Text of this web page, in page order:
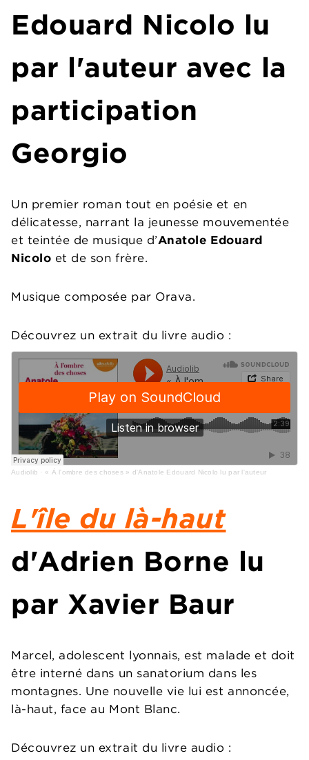
Edouard Nicolo lu
par l'auteur avec la
participation
Georgio
Un premier roman tout en poésie et en
délicatesse, narrant la jeunesse mouvementée
et teintée de musique d’Anatole Edouard
Nicolo et de son frère.
Musique composée par Orava.
Découvrez un extrait du livre audio :
Audiolib · « À l'ombre des choses » d'Anatole Edouard Nicolo lu par l'auteur
L'île du là-haut
d'Adrien Borne lu
par Xavier Baur
Marcel, adolescent lyonnais, est malade et doit
être interné dans un sanatorium dans les
montagnes. Une nouvelle vie lui est annoncée,
là-haut, face au Mont Blanc.
Découvrez un extrait du livre audio :